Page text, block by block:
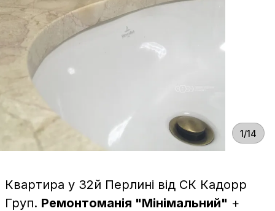
1/14
Квартира у 32й Перлині від СК Кадорр
Груп. Ремонтоманія "Мінімальний" +